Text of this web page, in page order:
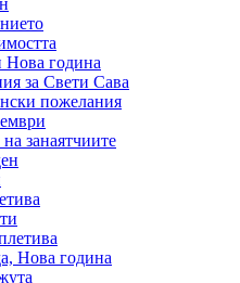
Нова година
за Свети Сава
пожелания
занаятчиите
Нова година